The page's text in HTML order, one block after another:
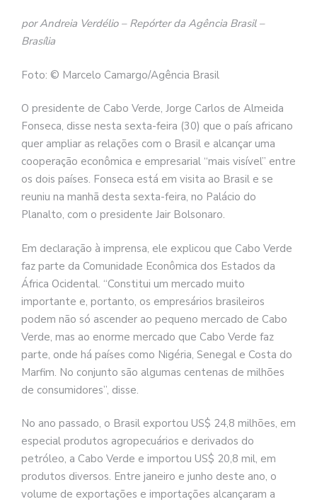
por Andreia Verdélio – Repórter da Agência Brasil –
Brasília
Foto: © Marcelo Camargo/Agência Brasil
O presidente de Cabo Verde, Jorge Carlos de Almeida
Fonseca, disse nesta sexta-feira (30) que o país africano
quer ampliar as relações com o Brasil e alcançar uma
cooperação econômica e empresarial “mais visível” entre
os dois países. Fonseca está em visita ao Brasil e se
reuniu na manhã desta sexta-feira, no Palácio do
Planalto, com o presidente Jair Bolsonaro.
Em declaração à imprensa, ele explicou que Cabo Verde
faz parte da Comunidade Econômica dos Estados da
África Ocidental. “Constitui um mercado muito
importante e, portanto, os empresários brasileiros
podem não só ascender ao pequeno mercado de Cabo
Verde, mas ao enorme mercado que Cabo Verde faz
parte, onde há países como Nigéria, Senegal e Costa do
Marfim. No conjunto são algumas centenas de milhões
de consumidores”, disse.
No ano passado, o Brasil exportou US$ 24,8 milhões, em
especial produtos agropecuários e derivados do
petróleo, a Cabo Verde e importou US$ 20,8 mil, em
produtos diversos. Entre janeiro e junho deste ano, o
volume de exportações e importações alcançaram a